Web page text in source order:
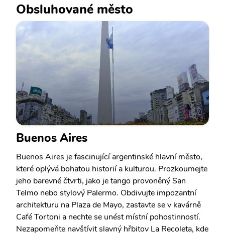
Obsluhované město
Buenos Aires
Buenos Aires je fascinující argentinské hlavní město,
které oplývá bohatou historií a kulturou. Prozkoumejte
jeho barevné čtvrti, jako je tango provoněný San
Telmo nebo stylový Palermo. Obdivujte impozantní
architekturu na Plaza de Mayo, zastavte se v kavárně
Café Tortoni a nechte se unést místní pohostinností.
Nezapomeňte navštívit slavný hřbitov La Recoleta, kde